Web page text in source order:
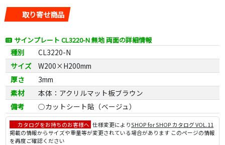
取り寄せ商品
サインプレート CL3220-N 無地 両面の詳細情報
種別
CL3220-N
サイズ
W200×H200mm
厚さ
3mm
素材
本体：アクリルマット板ブラウン
備考
○カットシート貼（ベージュ）
カタログをお持ちのお客様へ 仕様変更によりSHOP for SHOP カタログ VOL.11
掲載の情報からサイズや重量等が変更されている場合があります このページの情報
を再度ご確認ください